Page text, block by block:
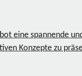
eine spannende
Konzepte zu